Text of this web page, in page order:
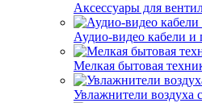
Аксессуары для
Аудио-видео кабели и
Мелкая бытовая
Увлажнители воздуха